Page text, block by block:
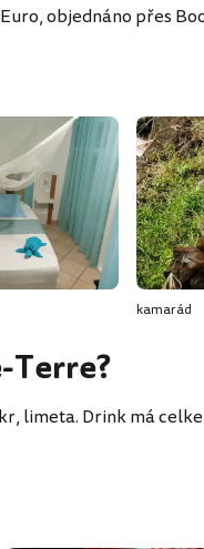
objednáno přes
kamarád
Terre?
limeta. Drink má